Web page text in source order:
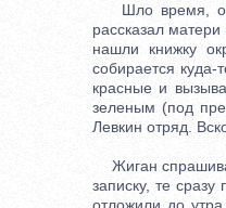
Шло время, о
рассказал
нашли книжку
собирается куда-
красные и
зеленым (под
Левкин отряд.
Жиган
записку, те